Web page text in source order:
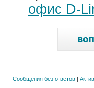
офис D-
Сообщения без ответов |